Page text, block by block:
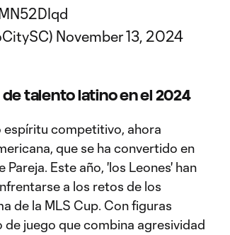
November 13, 2024
de talento latino en el 2024
espíritu competitivo, ahora
que se ha convertido en
Este año, 'los Leones' han
a los retos de los
de la MLS Cup. Con figuras
juego que combina agresividad